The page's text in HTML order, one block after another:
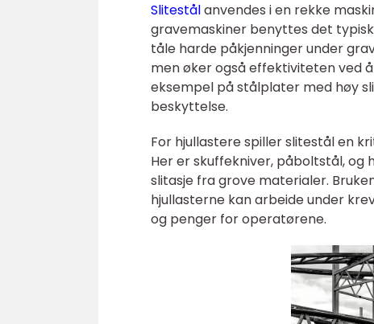
Slitestålanvendes i en rekke
gravemaskiner benyttes det
tåle harde påkjenninger under
men øker også effektiviteten ved
eksempel på stålplater med høy
beskyttelse.
For hjullastere spiller slitestål en
Her er skuffekniver, påboltstål,
slitasje fra grove materialer.
hjullasterne kan arbeide under
og penger for operatørene.